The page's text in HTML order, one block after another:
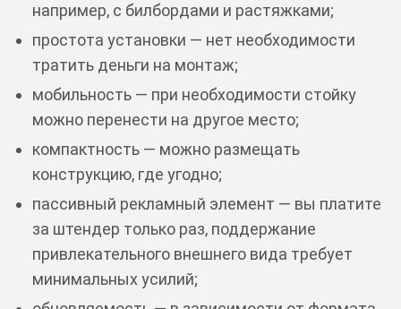
например, с билбордами и растяжками;
простота установки — нет необходимости
тратить деньги на монтаж;
мобильность — при необходимости стойку
можно перенести на другое место;
компактность — можно размещать
конструкцию, где угодно;
пассивный рекламный элемент — вы платите
за штендер только раз, поддержание
привлекательного внешнего вида требует
минимальных усилий;